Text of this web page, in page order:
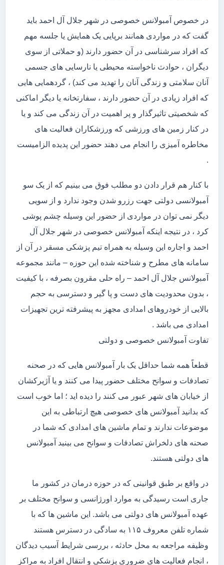
در خصوص آمبولانس خصوصی در شهر جلال آل احمد باید
گفت که در مواردی همانند برپایی یک همایش یا جلسه مهم
که افراد سرشناسی در آن حضور دارند (و حملاتی از سوی
دیگران ، حوادث ناخواسته محیطی یا نارسایی های جسمی
آنان سلامتی و زندگی آنان را تهدید می کند) ، گردهمایی هایی
که افراد زیادی در آن حضور دارند ، سفارتخانه یا دیگر اماکنی
که شخصیتی تاثیرگذار و پر اهمیت در آن زندگی می کند و یا
در کنار زمین های ورزشی که ورزشکاران فعالیت های
مخاطره آمیزی را انجام می دهند حضور این پدیده الزامیست
.
با کنار هم قرار دادن دو مطلب فوق می بینیم که از یک سو
آمبولانسی دولتی جهت رزرو شدن وجود ندارد و از سویی
دیگر نمی توان در مواردی از حضور این وسیله چشم پوشی
کرد ، در نتیجه اینکه آمبولانس خصوصی در شهر جلال آل
احمد و اجاره این وسیله به همراه تیم پزشکی مسقر در آن از
سامانه های مطرح و شناخته شده این حوزه – مانند مجموعه
آمبولانس جلال آل احمد – راه حلی مقرون بصرفه ، با کیفیت
، بدون محدودیت های دست و پا گیر و دسترسی به حجم
بالایی از خودروهای امدادی مجهز به پیشرفته ترین تجهیزات
امدادی می باشد .
تفاوت آمبولانس خصوصی و دولتی
قطعاً همه شما حداقل یک بار آمبولانس هایی که در صحنه
تصادفات و سوانح مختلف حضور پیدا می کنند و یا آژیرکشان
از خیابان های شهر عبور می کنند را دیده اید ؛ اما خوب است
که بدانید آمبولانس های خصوصی هیچ ارتباطی به این
موضوعات ندارند و تمام ماشین های امدادی که شما در
صحنه های دلخراش تصادفات و سوانح می بینید آمبولانس
های دولتی هستند.
در واقع بر طبق قوانینی که در حوزه درمان در کشور ما
جاری است رسیدگی به موارد اورژانسی و سوانح مختلف بر
عهده آمبولانس های دولتی می باشد. این ماشین ها که با
شماره تلفن معروف ۱۱۵ به سادگی در دسترس هستند
وظیفه مراجعه به محل حادثه ، بررسی شرایط آسیب دیدگان
، انجام فعالیت های ضروری پزشکی و انتقال افراد به مراکز